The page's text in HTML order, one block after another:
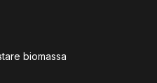
biomassa